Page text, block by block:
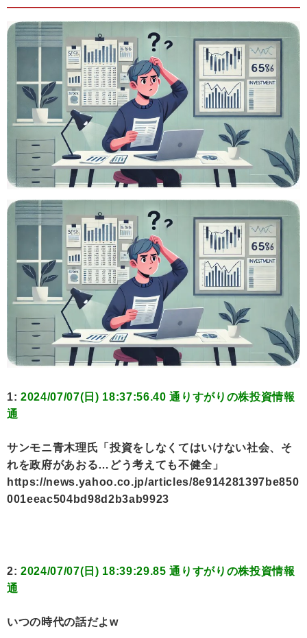
1: 2024/07/07(日) 18:37:56.40 通りすがりの株投資情報
通
サンモニ青木理氏「投資をしなくてはいけない社会、そ
れを政府があおる…どう考えても不健全」
https://news.yahoo.co.jp/articles/8e914281397be850
001eeac504bd98d2b3ab9923
2: 2024/07/07(日) 18:39:29.85 通りすがりの株投資情報
通
いつの時代の話だよw